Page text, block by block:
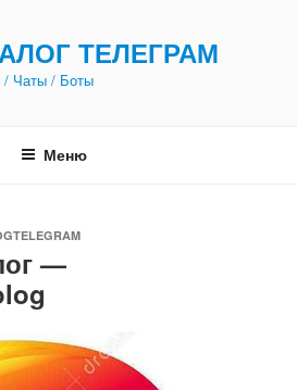
ТЕЛЕГРАМ
/ Чаты / Боты
Меню
—